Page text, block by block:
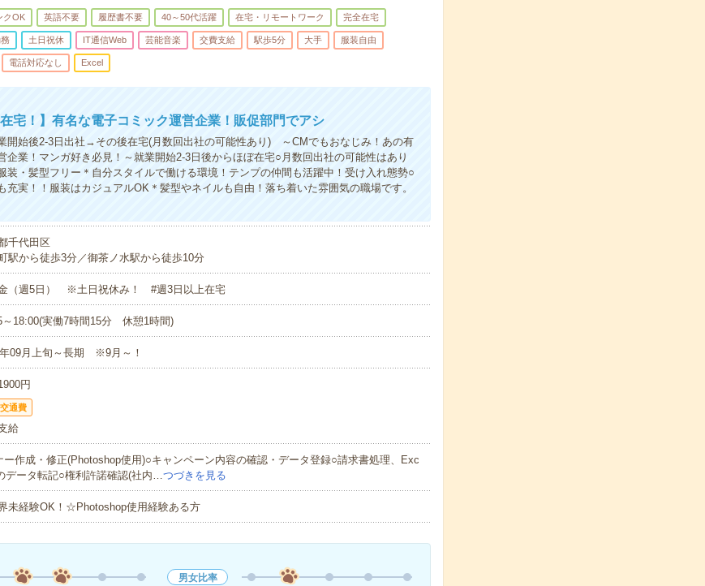
クOK 英語不要 履歴書不要 40～50代活躍 在宅・リモートワーク 完全在宅
土日祝休 IT通信Web 芸能音楽 交費支給 駅歩5分 大手 服装自由
電話対応なし Excel
在宅！】有名な電子コミック運営企業！販促部門でアシ
開始後2-3日出社→その後在宅(月数回出社の可能性あり) ～CMでもおなじみ！あの有
企業！マンガ好き必見！～就業開始2-3日後からほぼ在宅○月数回出社の可能性はあり
装・髪型フリー＊自分スタイルで働ける環境！テンプの仲間も活躍中！受け入れ態勢○
充実！！服装はカジュアルOK＊髪型やネイルも自由！落ち着いた雰囲気の職場です。
千代田区
駅から徒歩3分／御茶ノ水駅から徒歩10分
（週5日） ※土日祝休み！ #週3日以上在宅
～18:00(実働7時間15分 休憩1時間)
09月上旬～長期 ※9月～！
円
交通費
給
ー作成・修正(Photoshop使用)○キャンペーン内容の確認・データ登録○請求書処理、Exc
データ転記○権利許諾確認(社内…つづきを見る
未経験OK！☆Photoshop使用経験ある方
男女比率